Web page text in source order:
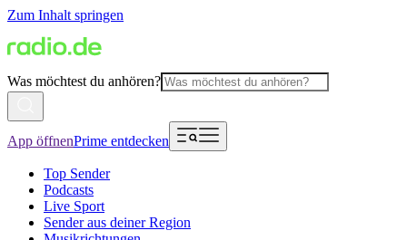
Zum Inhalt springen
Was möchtest du anhören?
App öffnenPrime entdecken
Top Sender
Podcasts
Live Sport
Sender aus deiner Region